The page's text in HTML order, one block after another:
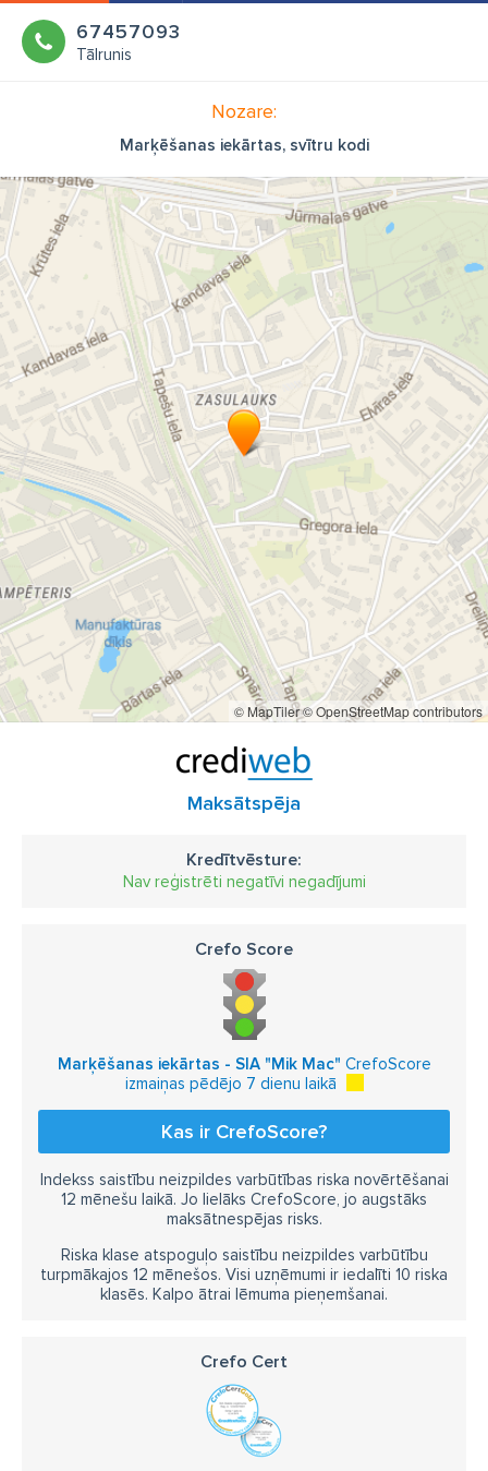
67457093
Tālrunis
Nozare:
Marķēšanas iekārtas, svītru kodi
© MapTiler© OpenStreetMap contributors
Maksātspēja
Kredītvēsture:
Nav reģistrēti negatīvi negadījumi
Crefo Score
Marķēšanas iekārtas - SIA "Mik Mac" CrefoScore
izmaiņas pēdējo 7 dienu laikā
Kas ir CrefoScore?
Indekss saistību neizpildes varbūtības riska novērtēšanai
12 mēnešu laikā. Jo lielāks CrefoScore, jo augstāks
maksātnespējas risks.
Riska klase atspoguļo saistību neizpildes varbūtību
turpmākajos 12 mēnešos. Visi uzņēmumi ir iedalīti 10 riska
klasēs. Kalpo ātrai lēmuma pieņemšanai.
Crefo Cert